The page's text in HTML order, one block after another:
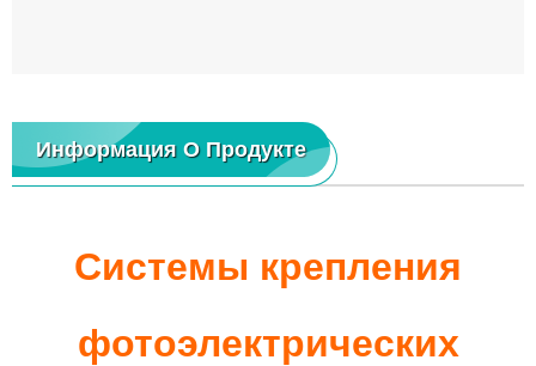
Информация О Продукте
Системы крепления
фотоэлектрических